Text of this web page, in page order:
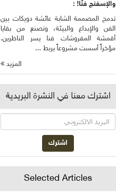
والإسفنج فنًا! :
تدمج المصممة الشابة عائشة دويكات بين
الفن والإبداع والبيئة، وتصنع من بقايا
أقمشة المفروشات فنا يسر الناظرين.
مؤخراً أسست مشروعاً يربط ...
المزيد
اشترك معنا في النشرة البريدية
Selected Articles